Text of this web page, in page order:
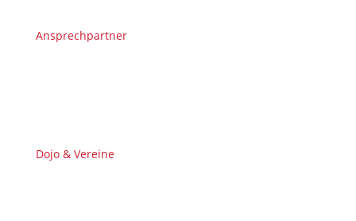
Ansprechpartner
Dojo & Vereine